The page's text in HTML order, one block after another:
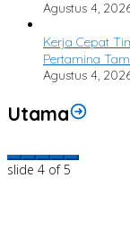
Agustus 4,
Kerja Cepat
Pertamina
Agustus 4,
Utama
slide 4 of 5